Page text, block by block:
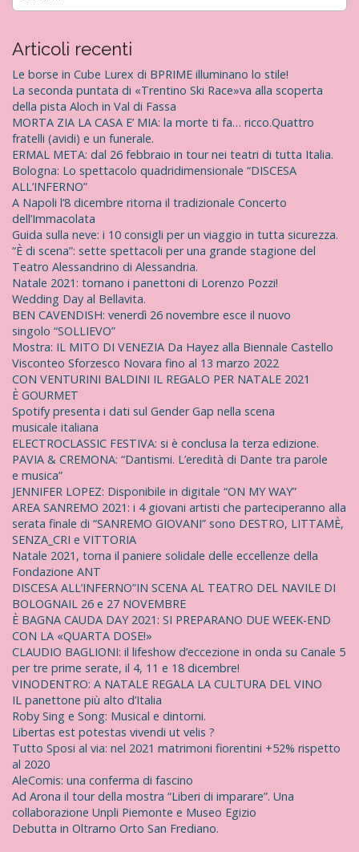
r
c
a
p
e
r
:
Articoli recenti
Le borse in Cube Lurex di BPRIME illuminano lo stile!
La seconda puntata di «Trentino Ski Race»va alla scoperta
della pista Aloch in Val di Fassa
MORTA ZIA LA CASA E’ MIA: la morte ti fa… ricco.Quattro
fratelli (avidi) e un funerale.
ERMAL META: dal 26 febbraio in tour nei teatri di tutta Italia.
Bologna: Lo spettacolo quadridimensionale “DISCESA
ALL’INFERNO”
A Napoli l’8 dicembre ritorna il tradizionale Concerto
dell’Immacolata
Guida sulla neve: i 10 consigli per un viaggio in tutta sicurezza.
“È di scena”: sette spettacoli per una grande stagione del
Teatro Alessandrino di Alessandria.
Natale 2021: tornano i panettoni di Lorenzo Pozzi!
Wedding Day al Bellavita.
BEN CAVENDISH: venerdì 26 novembre esce il nuovo
singolo “SOLLIEVO”
Mostra: IL MITO DI VENEZIA Da Hayez alla Biennale Castello
Visconteo Sforzesco Novara fino al 13 marzo 2022
CON VENTURINI BALDINI IL REGALO PER NATALE 2021
È GOURMET
Spotify presenta i dati sul Gender Gap nella scena
musicale italiana
ELECTROCLASSIC FESTIVA: si è conclusa la terza edizione.
PAVIA & CREMONA: “Dantismi. L’eredità di Dante tra parole
e musica”
JENNIFER LOPEZ: Disponibile in digitale “ON MY WAY”
AREA SANREMO 2021: i 4 giovani artisti che parteciperanno alla
serata finale di “SANREMO GIOVANI” sono DESTRO, LITTAMÈ,
SENZA_CRI e VITTORIA
Natale 2021, torna il paniere solidale delle eccellenze della
Fondazione ANT
DISCESA ALL’INFERNO”IN SCENA AL TEATRO DEL NAVILE DI
BOLOGNAIL 26 e 27 NOVEMBRE
È BAGNA CAUDA DAY 2021: SI PREPARANO DUE WEEK-END
CON LA «QUARTA DOSE!»
CLAUDIO BAGLIONI: il lifeshow d’eccezione in onda su Canale 5
per tre prime serate, il 4, 11 e 18 dicembre!
VINODENTRO: A NATALE REGALA LA CULTURA DEL VINO
IL panettone più alto d’Italia
Roby Sing e Song: Musical e dintorni.
Libertas est potestas vivendi ut velis ?
Tutto Sposi al via: nel 2021 matrimoni fiorentini +52% rispetto
al 2020
AleComis: una conferma di fascino
Ad Arona il tour della mostra “Liberi di imparare”. Una
collaborazione Unpli Piemonte e Museo Egizio
Debutta in Oltrarno Orto San Frediano.